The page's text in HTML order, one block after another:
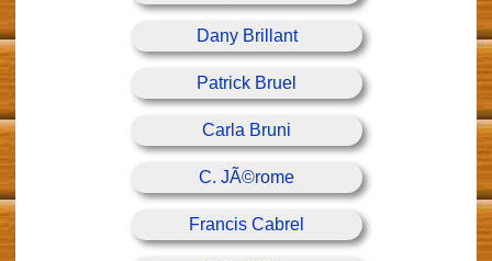
Dany Brillant
Patrick Bruel
Carla Bruni
C. JÃ©rome
Francis Cabrel